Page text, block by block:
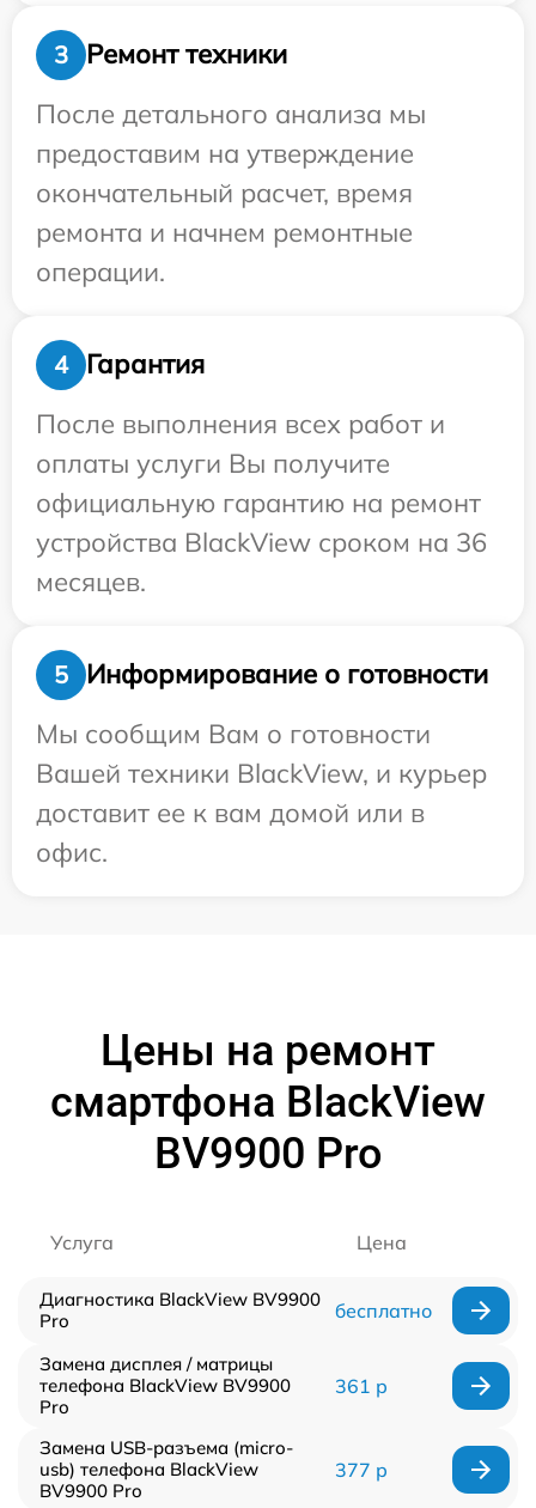
3
Ремонт техники
После детального анализа мы
предоставим на утверждение
окончательный расчет, время
ремонта и начнем ремонтные
операции.
4
Гарантия
После выполнения всех работ и
оплаты услуги Вы получите
официальную гарантию на ремонт
устройства BlackView сроком на 36
месяцев.
5
Информирование о готовности
Мы сообщим Вам о готовности
Вашей техники BlackView, и курьер
доставит ее к вам домой или в
офис.
Цены на ремонт
смартфона BlackView
BV9900 Pro
Услуга Цена
Диагностика BlackView BV9900
Pro
бесплатно
Замена дисплея / матрицы
телефона BlackView BV9900
Pro
361 р
Замена USB-разъема (micro-
usb) телефона BlackView
BV9900 Pro
377 р